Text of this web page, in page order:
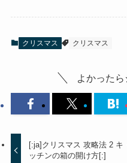
クリスマス クリスマス
よかったら
[:ja]クリスマス 攻略法 2 キ
ッチンの箱の開け方[:]